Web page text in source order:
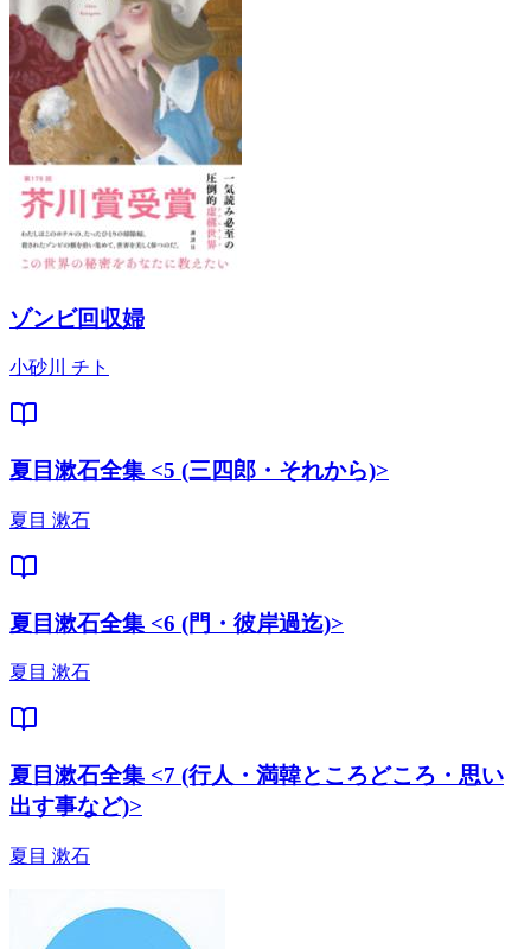
ゾンビ回収婦
小砂川 チト
夏目漱石全集 <5 (三四郎・それから)>
夏目 漱石
夏目漱石全集 <6 (門・彼岸過迄)>
夏目 漱石
夏目漱石全集 <7 (行人・満韓ところどころ・思い
出す事など)>
夏目 漱石